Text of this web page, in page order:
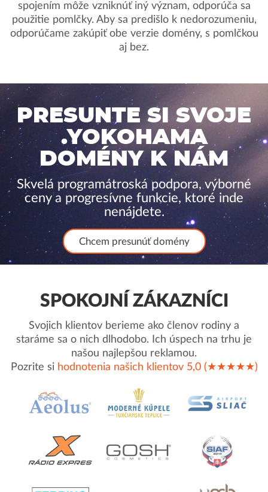
spojením môže vzniknúť iný význam, odporúča sa
použitie pomlčky. Aby sa predišlo k nedorozumeniu,
odporúčame zakúpiť obe verzie domény, s pomlčkou
aj bez.
PRESUNTE SI SVOJE
.YOKOHAMA
DOMÉNY K NÁM
Skvelá programátroská podpora, výborné
ceny a progresívne funkcie, ktoré inde
nenájdete.
Chcem presunúť domény
SPOKOJNÍ ZÁKAZNÍCI
Svojich klientov berieme ako členov rodiny a
staráme sa o nich dlhodobo. Ich úspech na trhu je
našou najlepšou reklamou.
Pozrite si hodnotenia našich klientov 5,0 (★★★★★)